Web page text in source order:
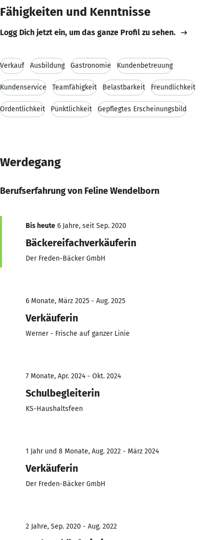
Fähigkeiten und Kenntnisse
Logg Dich jetzt ein, um das ganze Profil zu sehen.
Verkauf Ausbildung Gastronomie Kundenbetreuung
Kundenservice Teamfähigkeit Belastbarkeit Freundlichkeit
Ordentlichkeit Pünktlichkeit Gepflegtes Erscheinungsbild
Werdegang
Berufserfahrung von Feline Wendelborn
Bis heute 6 Jahre, seit Sep. 2020
Bäckereifachverkäuferin
Der Freden-Bäcker GmbH
6 Monate, März 2025 - Aug. 2025
Verkäuferin
Werner - Frische auf ganzer Linie
7 Monate, Apr. 2024 - Okt. 2024
Schulbegleiterin
KS-Haushaltsfeen
1 Jahr und 8 Monate, Aug. 2022 - März 2024
Verkäuferin
Der Freden-Bäcker GmbH
2 Jahre, Sep. 2020 - Aug. 2022